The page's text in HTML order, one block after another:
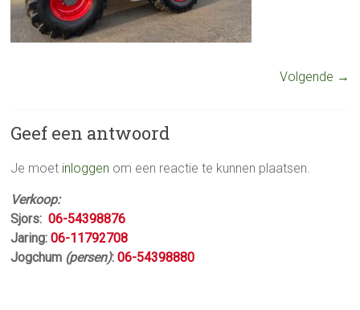
Volgende →
Geef een antwoord
Je moet inloggen om een reactie te kunnen plaatsen.
Verkoop:
Sjors:06-54398876
Jaring:06-11792708
Jogchum (persen): 06-54398880